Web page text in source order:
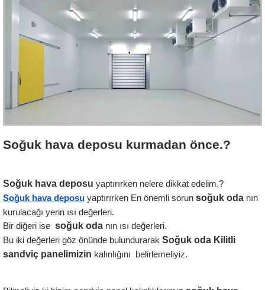
Soğuk hava deposu kurmadan önce.?
Soğuk hava deposu yaptırırken nelere dikkat edelim.?
Soğuk hava deposu yaptırırken En önemli sorun soğuk oda nın
kurulacağı yerin ısı değerleri.
Bir diğeri ise soğuk oda nın ısı değerleri.
Bu iki değerleri göz önünde bulundurarak Soğuk oda Kilitli
sandviç panelimizin kalınlığını  belirlemeliyiz.